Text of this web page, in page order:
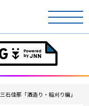
三石佳那「酒造り・稲刈り編」